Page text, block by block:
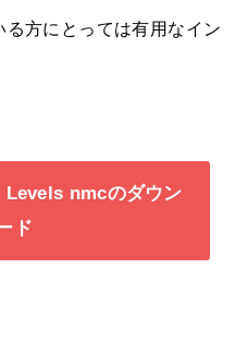
方にとっては有用なイン
nmcのダウン
ド